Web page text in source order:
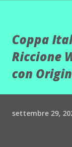
Coppa
Riccione
con
settembre 29,